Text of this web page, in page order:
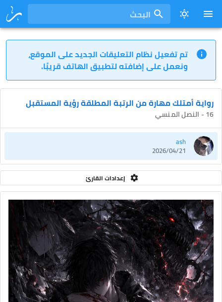
البحث
تم تفعيل نظام التعليقات الجديد على الموقع،
ونعمل على إضافته لتطبيق الهاتف قريبًا.
رواية أمتلك مهارة من الرتبة المطلقة رؤية المستقبل
16 - النصل المنسي
ash
2026/04/21
إعدادات القارئ